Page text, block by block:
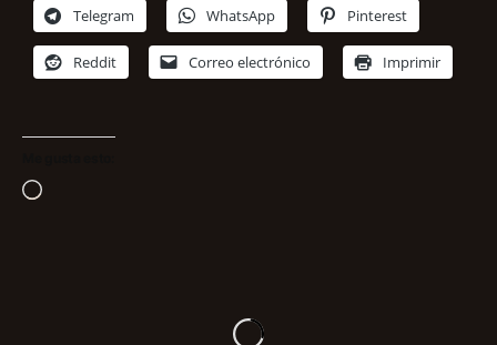
Telegram WhatsApp Pinterest
Reddit Correo electrónico Imprimir
Cargando...